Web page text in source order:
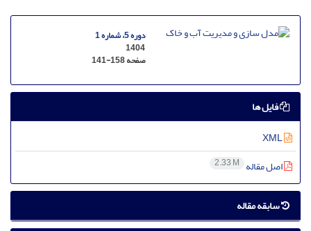
دوره 5، شماره 1
1404
صفحه141-158
فایل ها
اصل مقاله 2.33 M
سابقه مقاله